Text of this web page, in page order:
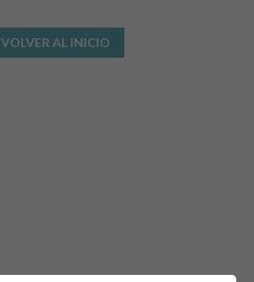
VOLVER AL INICIO